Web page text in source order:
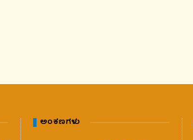
ಅಂಕಣಗಳು